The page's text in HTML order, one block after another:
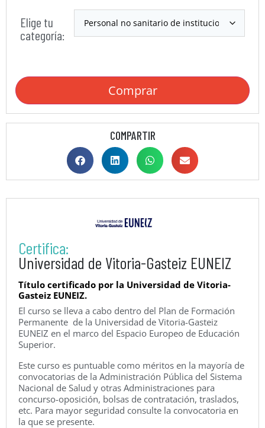
Elige tu
categoría:
Comprar
COMPARTIR
Certifica:
Universidad de Vitoria-Gasteiz EUNEIZ
Título certificado por la Universidad de Vitoria-
Gasteiz EUNEIZ.
El curso se lleva a cabo dentro del Plan de Formación
Permanente de la Universidad de Vitoria-Gasteiz
EUNEIZ en el marco del Espacio Europeo de Educación
Superior.
Este curso es puntuable como méritos en la mayoría de
convocatorias de la Administración Pública del Sistema
Nacional de Salud y otras Administraciones para
concurso-oposición, bolsas de contratación, traslados,
etc. Para mayor seguridad consulte la convocatoria en
la que se presente.